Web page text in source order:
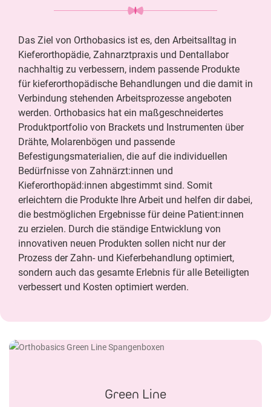
Das Ziel von Orthobasics ist es, den Arbeitsalltag in
Kieferorthopädie, Zahnarztpraxis und Dentallabor
nachhaltig zu verbessern, indem passende Produkte
für kieferorthopädische Behandlungen und die damit in
Verbindung stehenden Arbeitsprozesse angeboten
werden. Orthobasics hat ein maßgeschneidertes
Produktportfolio von Brackets und Instrumenten über
Drähte, Molarenbögen und passende
Befestigungsmaterialien, die auf die individuellen
Bedürfnisse von Zahnärzt:innen und
Kieferorthopäd:innen abgestimmt sind. Somit
erleichtern die Produkte Ihre Arbeit und helfen dir dabei,
die bestmöglichen Ergebnisse für deine Patient:innen
zu erzielen. Durch die ständige Entwicklung von
innovativen neuen Produkten sollen nicht nur der
Prozess der Zahn- und Kieferbehandlung optimiert,
sondern auch das gesamte Erlebnis für alle Beteiligten
verbessert und Kosten optimiert werden.
Green Line